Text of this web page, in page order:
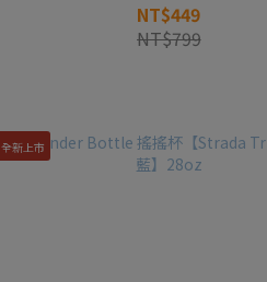
NT$449
NT$799
全新上市